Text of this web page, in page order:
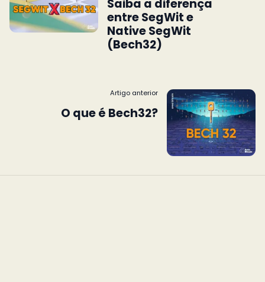
Saiba a diferença
entre SegWit e
Native SegWit
(Bech32)
Artigo anterior
O que é Bech32?